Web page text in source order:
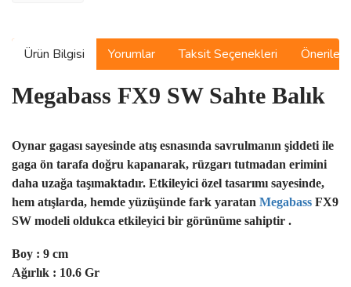
Ürün Bilgisi Yorumlar Taksit Seçenekleri
Megabass FX9 SW Sahte Balık
Oynar gagası sayesinde atış esnasında savrulmanın şiddeti ile
gaga ön tarafa doğru kapanarak, rüzgarı tutmadan erimini
daha uzağa taşımaktadır. Etkileyici özel tasarımı sayesinde,
hem atışlarda, hemde yüzüşünde fark yaratan Megabass FX9
SW modeli oldukca etkileyici bir görünüme sahiptir .
Boy : 9 cm
Ağırlık : 10.6 Gr